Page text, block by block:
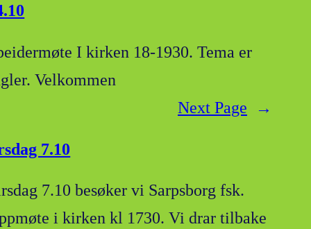
I kirken 18-1930. Tema er
Velkommen
Next Page
→
7.10
7.10 besøker vi Sarpsborg fsk.
i kirken kl 1730. Vi drar tilbake